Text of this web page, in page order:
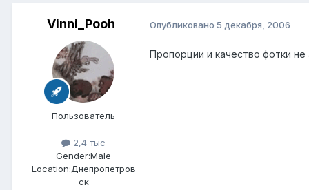
Vinni_Pooh
Пользователь
2,4 тыс
Gender:Male
Location:Днепропетров
ск
Опубликовано 5 декабря, 2006
Пропорции и качество фотки не